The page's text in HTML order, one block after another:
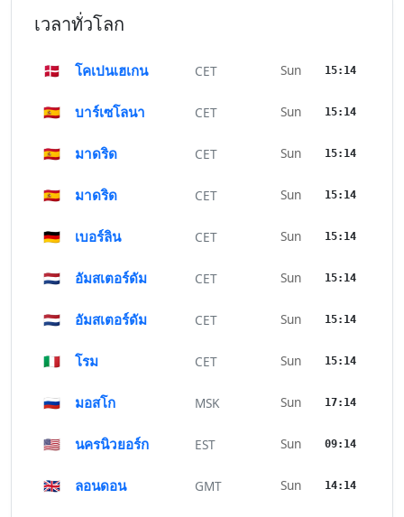
เวลาทั่วโลก
🇩🇰 โคเปนเฮเกน CET Sun 15:14
🇪🇸 บาร์เซโลนา CET Sun 15:14
🇪🇸 มาดริด CET Sun 15:14
🇪🇸 มาดริด CET Sun 15:14
🇩🇪 เบอร์ลิน CET Sun 15:14
🇳🇱 อัมสเตอร์ดัม CET Sun 15:14
🇳🇱 อัมสเตอร์ดัม CET Sun 15:14
🇮🇹 โรม CET Sun 15:14
🇷🇺 มอสโก MSK Sun 17:14
🇺🇸 นครนิวยอร์ก EST Sun 09:14
🇬🇧 ลอนดอน GMT Sun 14:14